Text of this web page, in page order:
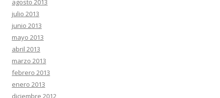
agosto 2013
julio 2013
junio 2013
mayo 2013
abril 2013
marzo 2013
febrero 2013
enero 2013
diciembre 2012